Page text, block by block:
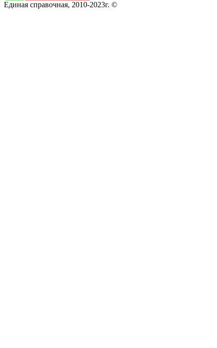
Единая справочная, 2010-2023г. ©